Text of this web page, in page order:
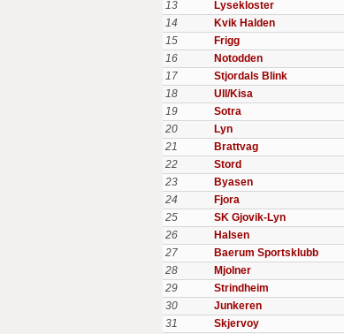
13
Lysekloster
14
Kvik Halden
15
Frigg
16
Notodden
17
Stjordals Blink
18
Ull/Kisa
19
Sotra
20
Lyn
21
Brattvag
22
Stord
23
Byasen
24
Fjora
25
SK Gjovik-Lyn
26
Halsen
27
Baerum Sportsklubb
28
Mjolner
29
Strindheim
30
Junkeren
31
Skjervoy